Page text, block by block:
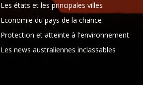
Les états et les principales villes
Economie du pays de la chance
Protection et atteinte à l'environnement
Les news australiennes inclassables